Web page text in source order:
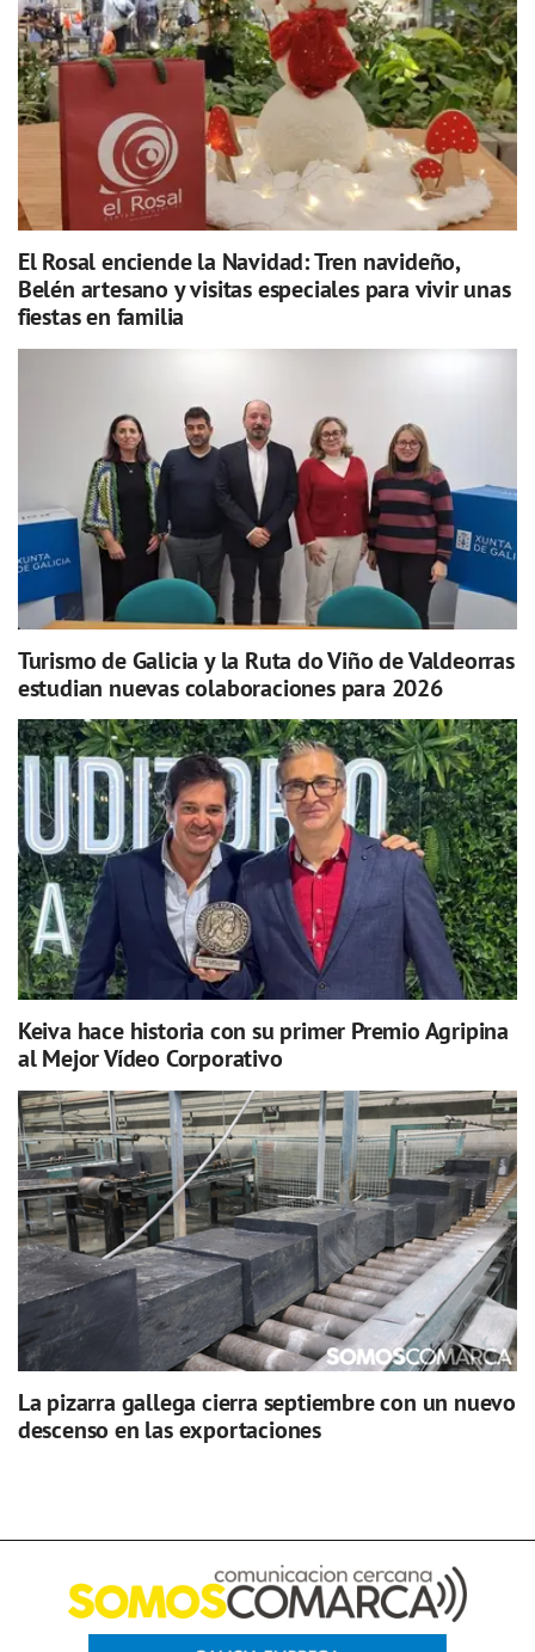
El Rosal enciende la Navidad: Tren navideño,
Belén artesano y visitas especiales para vivir unas
fiestas en familia
Turismo de Galicia y la Ruta do Viño de Valdeorras
estudian nuevas colaboraciones para 2026
Keiva hace historia con su primer Premio Agripina
al Mejor Vídeo Corporativo
La pizarra gallega cierra septiembre con un nuevo
descenso en las exportaciones